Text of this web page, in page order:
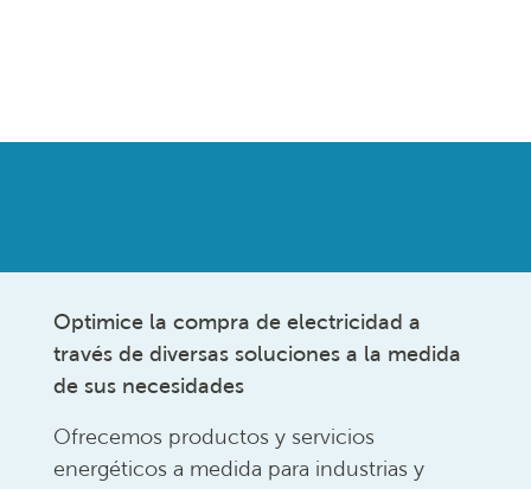
Optimice la compra de electricidad a
través de diversas soluciones a la medida
de sus necesidades
Ofrecemos productos y servicios
energéticos a medida para industrias y